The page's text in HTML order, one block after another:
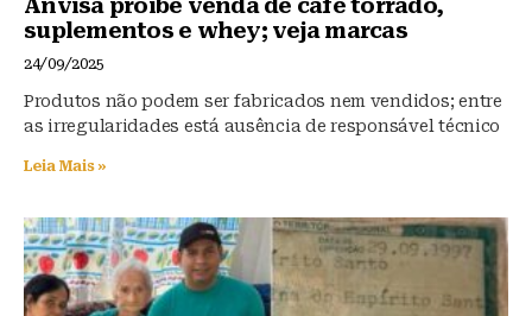
Anvisa proíbe venda de café torrado,
suplementos e whey; veja marcas
24/09/2025
Produtos não podem ser fabricados nem vendidos; entre
as irregularidades está ausência de responsável técnico
Leia Mais »